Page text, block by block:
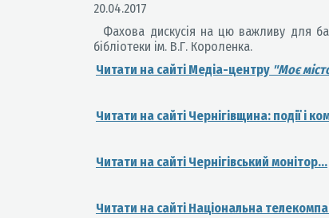
20.04.2017
Фахова дискусія на цю важливу для
бібліотеки ім. В.Г. Короленка.
Читати на сайті Медіа-центру "Моє
Читати на сайті Чернігівщина: події і
Читати на сайті Чернігівський монітор...
Читати на сайті Національна